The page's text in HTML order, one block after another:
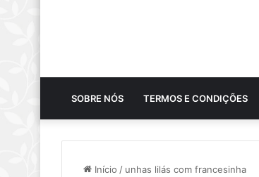
SOBRE NÓS TERMOS E CONDIÇÕES
Início / unhas lilás com francesinha